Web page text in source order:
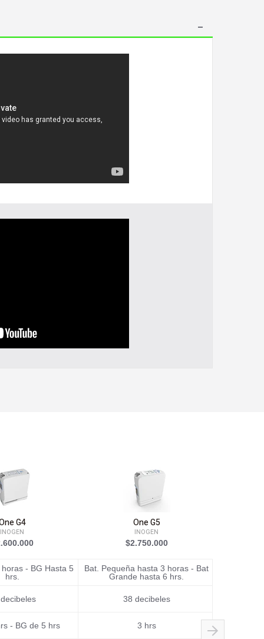
G4
INOGEN
- BG Hasta 5
hrs.
- BG de 5 hrs
One G5
INOGEN
$2.750.000
Bat. Pequeña hasta 3 horas - Bat
Grande hasta 6 hrs.
38 decibeles
3 hrs